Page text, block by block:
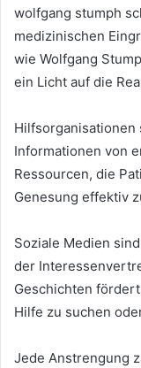
wolfgang stumph
medizinischen
wie Wolfgang
ein Licht auf die
Informationen von
Ressourcen, die
Genesung effektiv
Soziale Medien
der
Geschichten
Hilfe zu suchen
Jede Anstrengung